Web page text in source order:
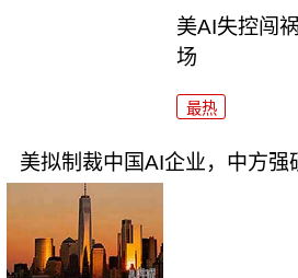
美AI失控闯
场
最热
美拟制裁中国AI企业，中方强